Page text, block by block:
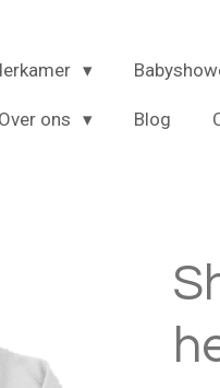
Over ons Blog